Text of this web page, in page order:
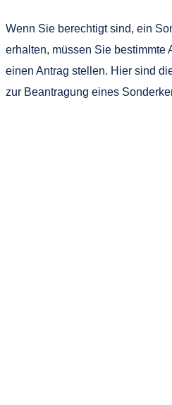
Wenn Sie berechtigt sind, ein
erhalten, müssen Sie bestimmte
einen Antrag stellen. Hier sind
zur Beantragung eines